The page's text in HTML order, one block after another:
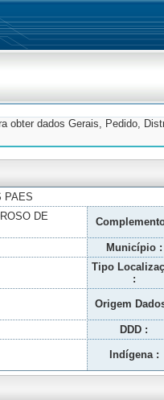
obter dados Gerais, Pedido,
PAES
DE
Município :
Tipo
:
Origem
DDD :
Indígena :